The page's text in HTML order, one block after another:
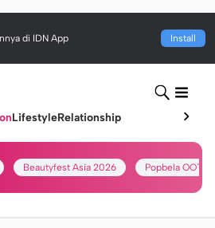
di IDN App Install
LifestyleRelationship
Beautyfest Asia 2026 Popbela OOTD